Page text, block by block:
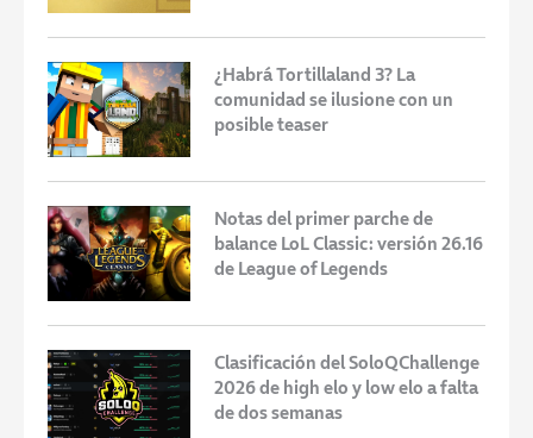
¿Habrá Tortillaland 3? La
comunidad se ilusione con un
posible teaser
Notas del primer parche de
balance LoL Classic: versión 26.16
de League of Legends
Clasificación del SoloQChallenge
2026 de high elo y low elo a falta
de dos semanas